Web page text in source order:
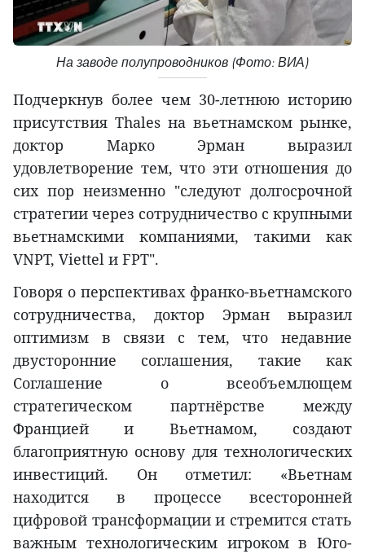
На заводе полупроводников (Фото: ВИА)
Подчеркнув более чем 30-летнюю историю
присутствия Thales на вьетнамском рынке,
доктор Марко Эрман выразил
удовлетворение тем, что эти отношения до
сих пор неизменно "следуют долгосрочной
стратегии через сотрудничество с крупными
вьетнамскими компаниями, такими как
VNPT, Viettel и FPT".
Говоря о перспективах франко-вьетнамского
сотрудничества, доктор Эрман выразил
оптимизм в связи с тем, что недавние
двусторонние соглашения, такие как
Соглашение о всеобъемлющем
стратегическом партнёрстве между
Францией и Вьетнамом, создают
благоприятную основу для технологических
инвестиций. Он отметил: «Вьетнам
находится в процессе всесторонней
цифровой трансформации и стремится стать
важным технологическим игроком в Юго-